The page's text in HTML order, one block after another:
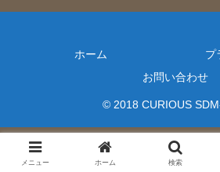
ホーム
プ
お問い合わせ
© 2018 CURIOUS
メニュー ホーム 検索